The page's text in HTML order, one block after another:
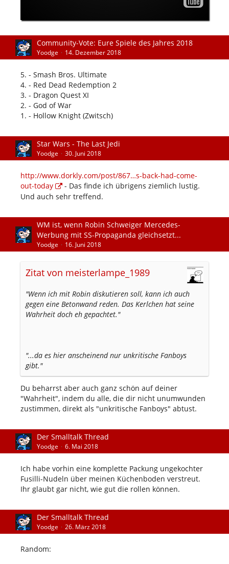
Community-Vote: Eure Spiele des Jahres 2018
Yoodge 14. Dezember 2018
5. - Smash Bros. Ultimate
4. - Red Dead Redemption 2
3. - Dragon Quest XI
2. - God of War
1. - Hollow Knight (Zwitsch)
Star Wars - The Last Jedi
Yoodge 30. Juni 2018
http://www.dorkly.com/post/867…s-back-had-come-
out-today
- Das finde ich übrigens ziemlich lustig.
Und auch sehr treffend.
WM ist, wenn Robin Schweiger Mercedes-
Werbung mit SS-Propaganda gleichsetzt...
Yoodge 16. Juni 2018
Zitat von meisterlampe_1989
"Wenn ich mit Robin diskutieren soll, kann ich auch
gegen eine Betonwand reden. Das Kerlchen hat seine
Wahrheit doch eh gepachtet."
"...da es hier anscheinend nur unkritische Fanboys
gibt."
Du beharrst aber auch ganz schön auf deiner
"Wahrheit", indem du alle, die dir nicht unumwunden
zustimmen, direkt als "unkritische Fanboys" abtust.
Der Smalltalk Thread
Yoodge 6. Mai 2018
Ich habe vorhin eine komplette Packung ungekochter
Fusilli-Nudeln über meinen Küchenboden verstreut.
Ihr glaubt gar nicht, wie gut die rollen können.
Der Smalltalk Thread
Yoodge 26. März 2018
Random: